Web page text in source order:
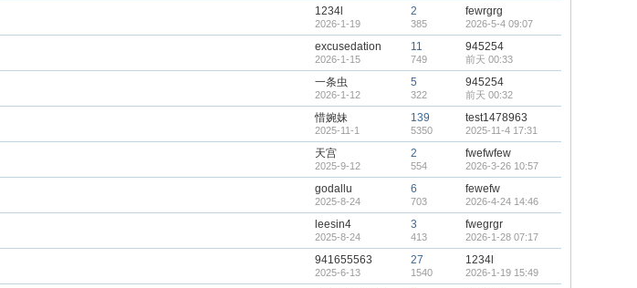
1234l
2026-1-19
2
385
fewrgrg
2026-5-4 09:07
excusedation
2026-1-15
11
749
945254
前天 00:33
一条虫
2026-1-12
5
322
945254
前天 00:32
惜婉妹
2025-11-1
139
5350
test1478963
2025-11-4 17:31
天宫
2025-9-12
2
554
fwefwfew
2026-3-26 10:57
godallu
2025-8-24
6
703
fewefw
2026-4-24 14:46
leesin4
2025-8-24
3
413
fwegrgr
2026-1-28 07:17
941655563
2025-6-13
27
1540
1234l
2026-1-19 15:49